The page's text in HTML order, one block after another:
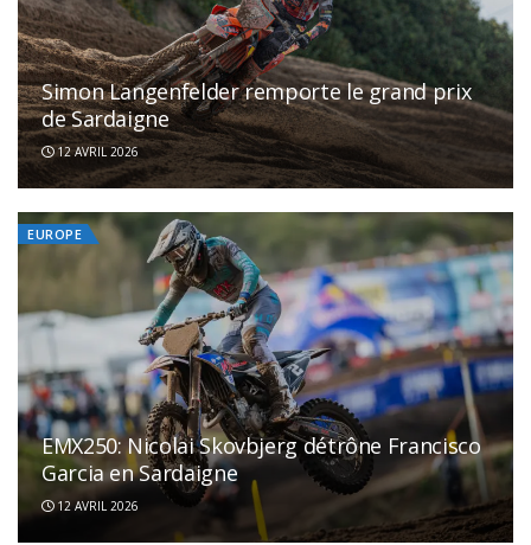
Simon Langenfelder remporte le grand prix
de Sardaigne
12 AVRIL 2026
EUROPE
EMX250: Nicolai Skovbjerg détrône Francisco
Garcia en Sardaigne
12 AVRIL 2026